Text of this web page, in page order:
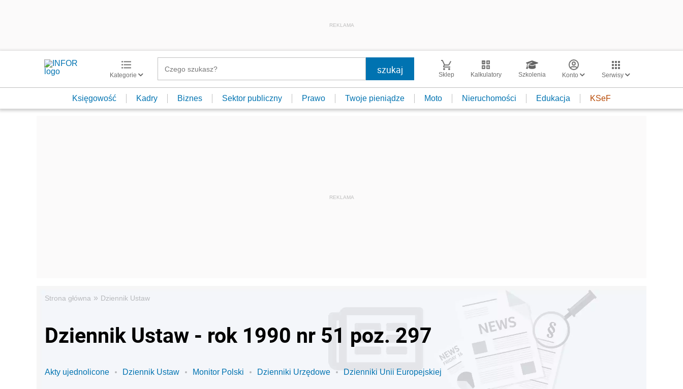
REKLAMA
Kategorie Sklep Kalkulatory Szkolenia Konto Serwisy
Księgowość Kadry Biznes Sektor publiczny Prawo Twoje pieniądze Moto Nieruchomości Edukacja KSeF
Strona główna » Dziennik Ustaw
Dziennik Ustaw - rok 1990 nr 51 poz. 297
Akty ujednolicone Dziennik Ustaw Monitor Polski Dzienniki Urzędowe Dzienniki Unii Europejskiej